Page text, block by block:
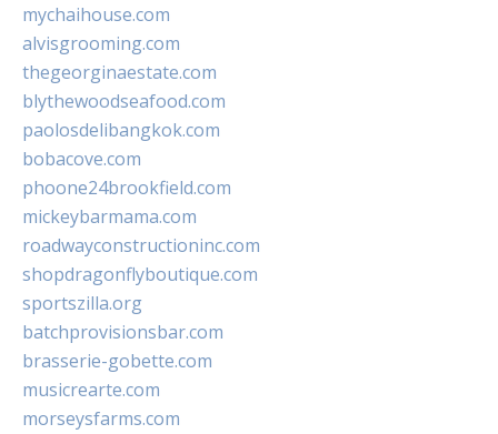
mychaihouse.com
alvisgrooming.com
thegeorginaestate.com
blythewoodseafood.com
paolosdelibangkok.com
bobacove.com
phoone24brookfield.com
mickeybarmama.com
roadwayconstructioninc.com
shopdragonflyboutique.com
sportszilla.org
batchprovisionsbar.com
brasserie-gobette.com
musicrearte.com
morseysfarms.com